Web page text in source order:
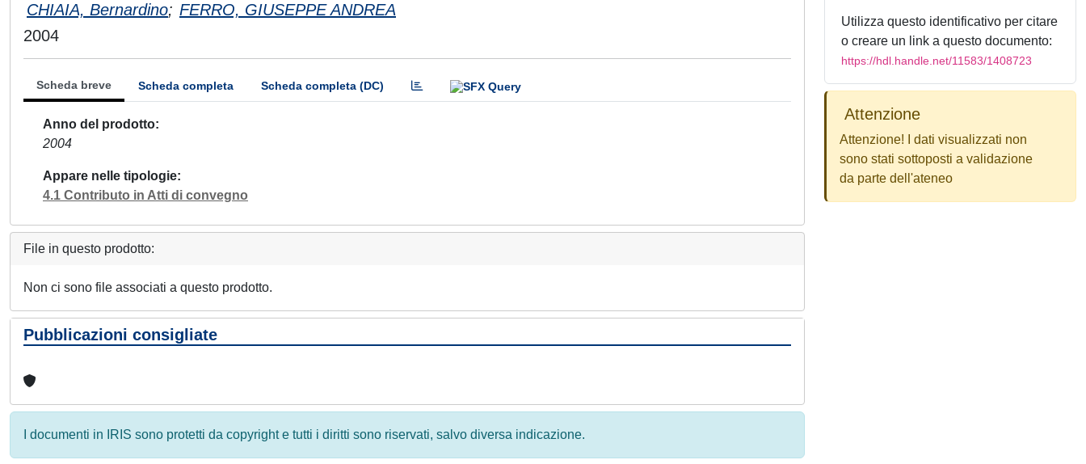
CHIAIA, Bernardino; FERRO, GIUSEPPE ANDREA
2004
Scheda breve Scheda completa Scheda completa (DC)
Anno del prodotto
2004
Appare nelle tipologie
4.1 Contributo in Atti di convegno
File in questo prodotto:
Non ci sono file associati a questo prodotto.
Pubblicazioni consigliate
I documenti in IRIS sono protetti da copyright e tutti i diritti sono riservati, salvo diversa indicazione.
Utilizza questo identificativo per citare
o creare un link a questo documento:
https://hdl.handle.net/11583/1408723
Attenzione
Attenzione! I dati visualizzati non
sono stati sottoposti a validazione
da parte dell'ateneo